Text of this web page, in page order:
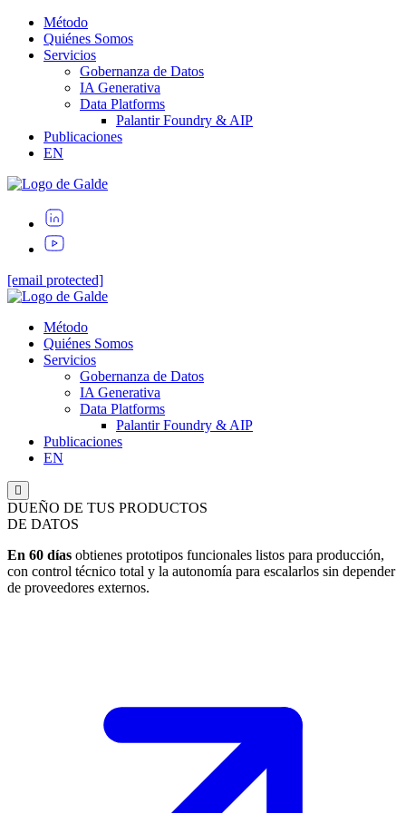
Método
Quiénes Somos
Servicios
Gobernanza de Datos
IA Generativa
Data Platforms
Palantir Foundry & AIP
Publicaciones
EN
[email protected]
Método
Quiénes Somos
Servicios
Gobernanza de Datos
IA Generativa
Data Platforms
Palantir Foundry & AIP
Publicaciones
EN
Menú
conmutador
hamburguesa
DUEÑO DE TUS PRODUCTOS
DE DATOS
En 60 días obtienes prototipos funcionales listos para producción,
con control técnico total y la autonomía para escalarlos sin depender
de proveedores externos.